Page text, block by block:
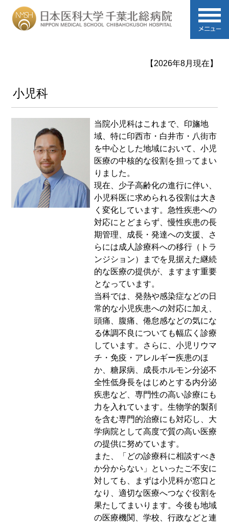
【2026年8月現在】
小児科
当院小児科はこれまで、印旛地
域、特に印西市・白井市・八街市
を中心とした地域において、小児
医療の中核的な役割を担ってまい
りました。
現在、少子高齢化の進行に伴い、
小児科医に求められる役割は大き
く変化しています。急性疾患への
対応にとどまらず、慢性疾患の長
期管理、成長・発達への支援、さ
らには成人診療科への移行（トラ
ンジション）までを見据えた継続
的な医療の提供が、ますます重要
となっています。
当科では、発熱や感染症などの日
常的な小児疾患への対応に加え、
頭痛、腹痛、倦怠感などの気にな
る体調不良についても幅広く診療
しています。さらに、小児リウマ
チ・免疫・アレルギー疾患のほ
か、糖尿病、成長ホルモン分泌不
全性低身長をはじめとする内分泌
疾患など、専門性の高い診療にも
力を入れています。生物学的製剤
を含む専門的治療にも対応し、大
学病院として高度で質の高い医療
の提供に努めています。
また、「どの診療科に相談すべき
か分からない」といったご不安に
対しても、まずは小児科が窓口と
なり、適切な医療へつなぐ役割を
果たしてまいります。今後も地域
の医療機関、学校、行政などと連